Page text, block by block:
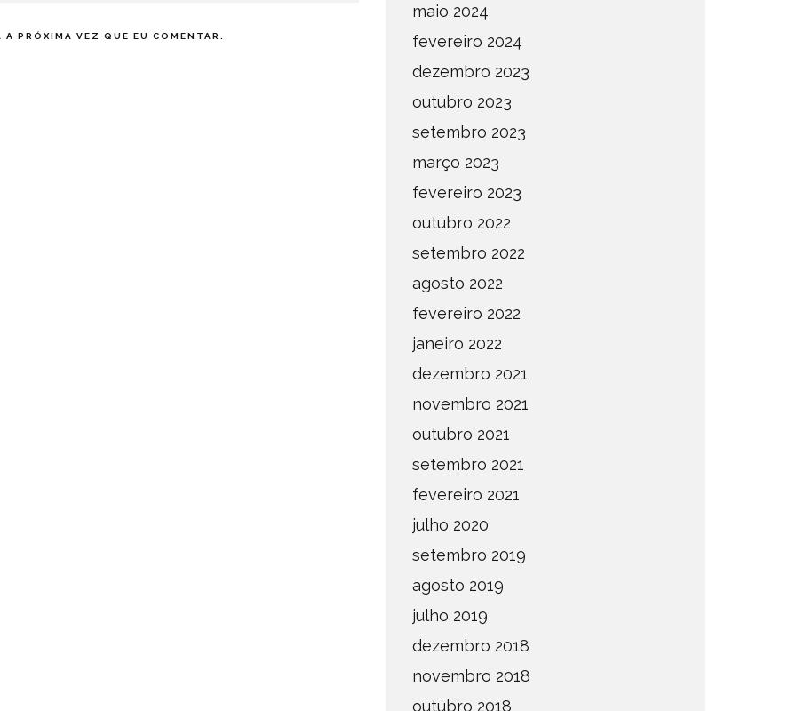
PRÓXIMA VEZ QUE EU COMENTAR.
maio 2024
fevereiro 2024
dezembro 2023
outubro 2023
setembro 2023
março 2023
fevereiro 2023
outubro 2022
setembro 2022
agosto 2022
fevereiro 2022
janeiro 2022
dezembro 2021
novembro 2021
outubro 2021
setembro 2021
fevereiro 2021
julho 2020
setembro 2019
agosto 2019
julho 2019
dezembro 2018
novembro 2018
outubro 2018